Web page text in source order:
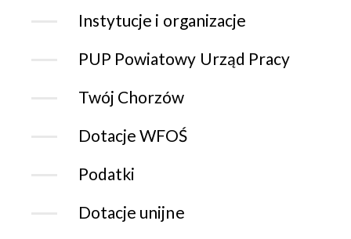
Instytucje i organizacje
PUP Powiatowy Urząd Pracy
Twój Chorzów
Dotacje WFOŚ
Podatki
Dotacje unijne